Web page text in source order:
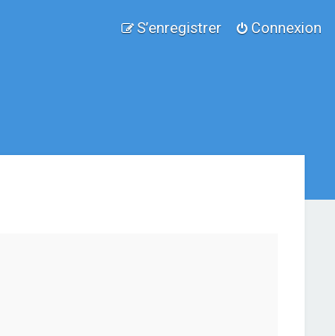
Connexion
S’enregistrer